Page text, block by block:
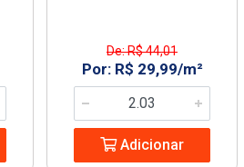
De: R$ 44,01
Por: R$ 29,99/m²
Adicionar